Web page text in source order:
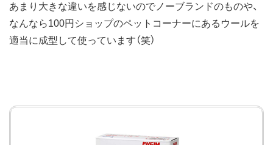
あまり大きな違いを感じないのでノーブランドのものや、
なんなら100円ショップのペットコーナーにあるウールを
適当に成型して使っています（笑）